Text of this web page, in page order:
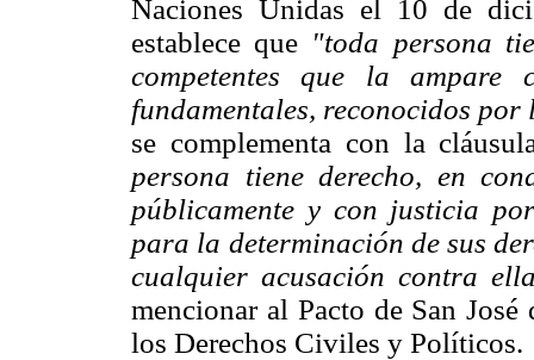
Naciones Unidas el 10 de
establece que "toda persona
competentes que la ampare
fundamentales, reconocidos
se complementa con la
persona tiene derecho, en
públicamente y con justicia
para la determinación de sus
cualquier acusación contra
mencionar al Pacto de San
los Derechos Civiles y Políticos.